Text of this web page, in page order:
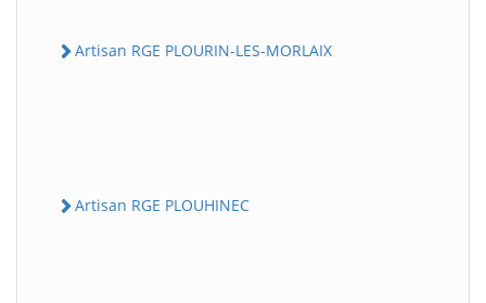
Artisan RGE PLOURIN-LES-MORLAIX
Artisan RGE PLOUHINEC